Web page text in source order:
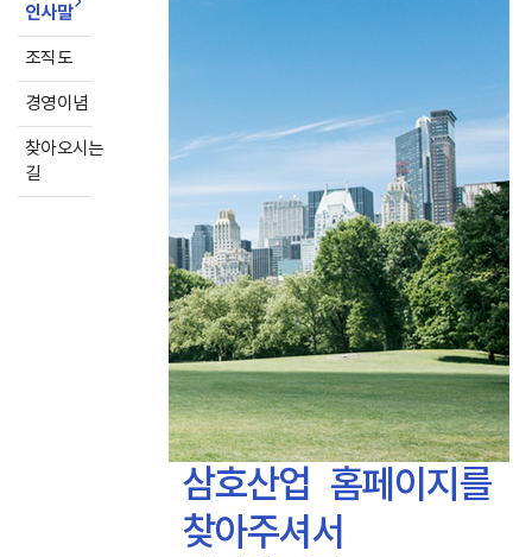
인사말
조직도
경영이념
찾아오시는
길
삼호산업 홈페이지를
찾아주셔서